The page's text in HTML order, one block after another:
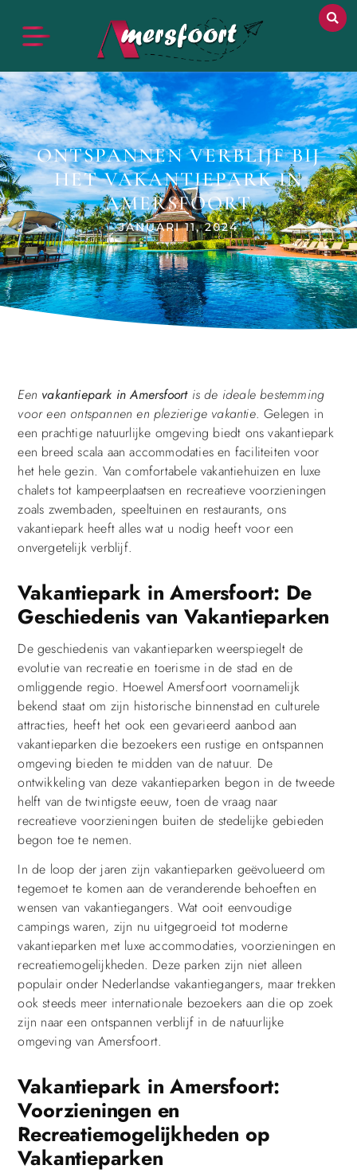
ONTSPANNEN VERBLIJF BIJ
HET VAKANTIEPARK IN
AMERSFOORT
JANUARI 11, 2024
Een vakantiepark in Amersfoortis de ideale bestemming
voor een ontspannen en plezierige vakantie. Gelegen in
een prachtige natuurlijke omgeving biedt ons vakantiepark
een breed scala aan accommodaties en faciliteiten voor
het hele gezin. Van comfortabele vakantiehuizen en luxe
chalets tot kampeerplaatsen en recreatieve voorzieningen
zoals zwembaden, speeltuinen en restaurants, ons
vakantiepark heeft alles wat u nodig heeft voor een
onvergetelijk verblijf.
Vakantiepark in Amersfoort: De
Geschiedenis van Vakantieparken
De geschiedenis van vakantieparken weerspiegelt de
evolutie van recreatie en toerisme in de stad en de
omliggende regio. Hoewel Amersfoort voornamelijk
bekend staat om zijn historische binnenstad en culturele
attracties, heeft het ook een gevarieerd aanbod aan
vakantieparken die bezoekers een rustige en ontspannen
omgeving bieden te midden van de natuur. De
ontwikkeling van deze vakantieparken begon in de tweede
helft van de twintigste eeuw, toen de vraag naar
recreatieve voorzieningen buiten de stedelijke gebieden
begon toe te nemen.
In de loop der jaren zijn vakantieparken geëvolueerd om
tegemoet te komen aan de veranderende behoeften en
wensen van vakantiegangers. Wat ooit eenvoudige
campings waren, zijn nu uitgegroeid tot moderne
vakantieparken met luxe accommodaties, voorzieningen en
recreatiemogelijkheden. Deze parken zijn niet alleen
populair onder Nederlandse vakantiegangers, maar trekken
ook steeds meer internationale bezoekers aan die op zoek
zijn naar een ontspannen verblijf in de natuurlijke
omgeving van Amersfoort.
Vakantiepark in Amersfoort:
Voorzieningen en
Recreatiemogelijkheden op
Vakantieparken